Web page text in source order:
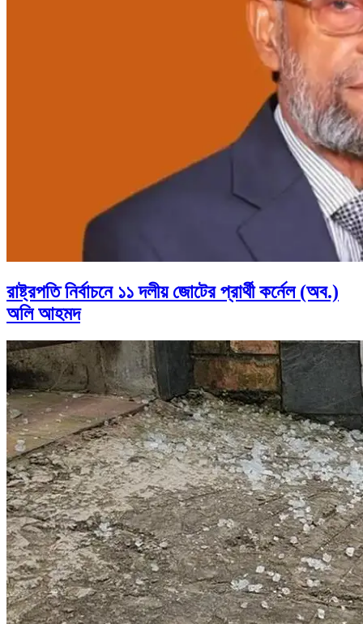
রাষ্ট্রপতি নির্বাচনে ১১ দলীয় জোটের প্রার্থী কর্নেল (অব.)
অলি আহমদ